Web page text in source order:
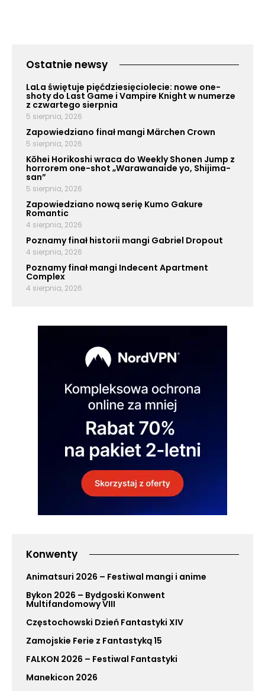
Ostatnie newsy
LaLa świętuje pięćdziesięciolecie: nowe one-
shoty do Last Game i Vampire Knight w numerze
z czwartego sierpnia
5 sierpnia, 2026
Zapowiedziano finał mangi Märchen Crown
5 sierpnia, 2026
Kōhei Horikoshi wraca do Weekly Shonen Jump z
horrorem one-shot „Warawanaide yo, Shijima-
san”
5 sierpnia, 2026
Zapowiedziano nową serię Kumo Gakure
Romantic
4 sierpnia, 2026
Poznamy finał historii mangi Gabriel Dropout
4 sierpnia, 2026
Poznamy finał mangi Indecent Apartment
Complex
4 sierpnia, 2026
Konwenty
Animatsuri 2026 – Festiwal mangi i anime
Bykon 2026 – Bydgoski Konwent
Multifandomowy VIII
Częstochowski Dzień Fantastyki XIV
Zamojskie Ferie z Fantastyką 15
FALKON 2026 – Festiwal Fantastyki
Manekicon 2026